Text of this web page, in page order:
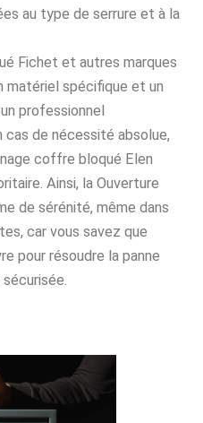
au type de serrure et à la
Fichet et autres marques
spécifique et un
professionnel
cas de nécessité absolue,
coffre bloqué Elen
Ainsi, la Ouverture
de sérénité, même dans
car vous savez que
pour résoudre la panne